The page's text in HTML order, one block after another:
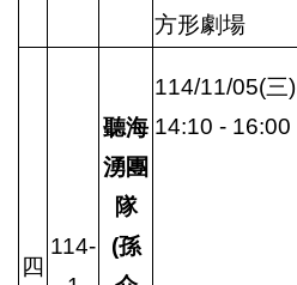
方形劇場
四
114-
聽海
湧團
隊
(孫
114/11/05(三)
14:10 - 16:00